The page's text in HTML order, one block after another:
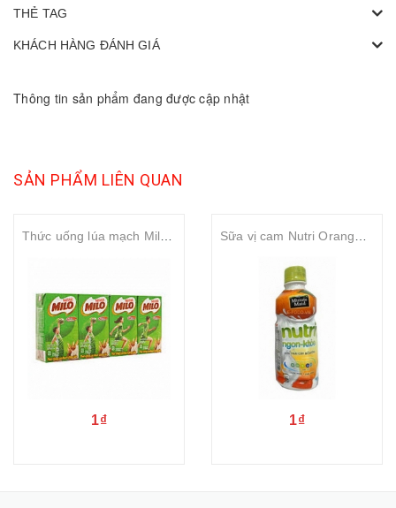
THẺ TAG
KHÁCH HÀNG ĐÁNH GIÁ
Thông tin sản phẩm đang được cập nhật
SẢN PHẨM LIÊN QUAN
1₫ 1₫